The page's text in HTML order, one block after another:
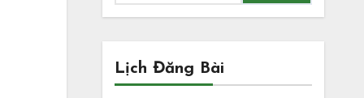
Lịch Đăng Bài